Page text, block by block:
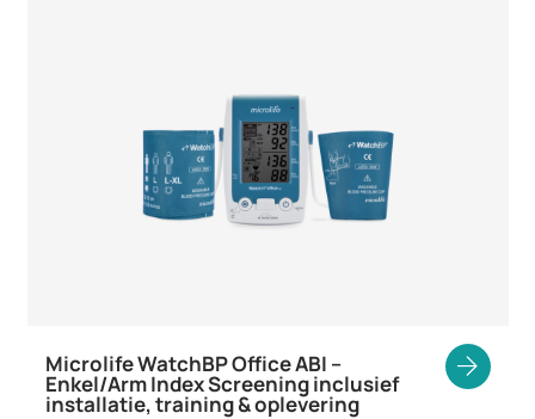
Microlife WatchBP Office ABI –
Enkel/Arm Index Screening inclusief
installatie, training & oplevering